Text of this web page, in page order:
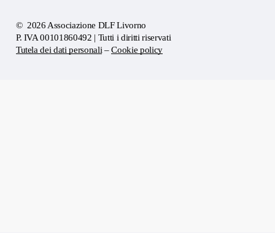
© 2026 Associazione DLF Livorno
P. IVA 00101860492 | Tutti i diritti riservati
Tutela dei dati personali –Cookie policy